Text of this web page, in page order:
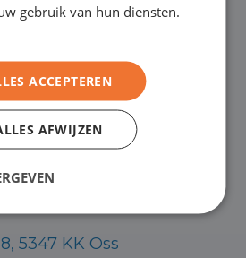
occasions te bekijken –
een lekkere kop koffie!
voor onze
in Oss, Geldrop en
personenauto’s als
5347 KK Oss
gebruik van hun diensten.
ACCEPTEREN
AFWIJZEN